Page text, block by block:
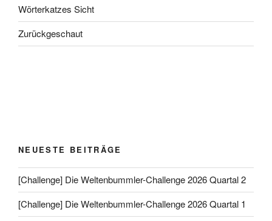
Wörterkatzes Sicht
Zurückgeschaut
NEUESTE BEITRÄGE
[Challenge] Die Weltenbummler-Challenge 2026 Quartal 2
[Challenge] Die Weltenbummler-Challenge 2026 Quartal 1